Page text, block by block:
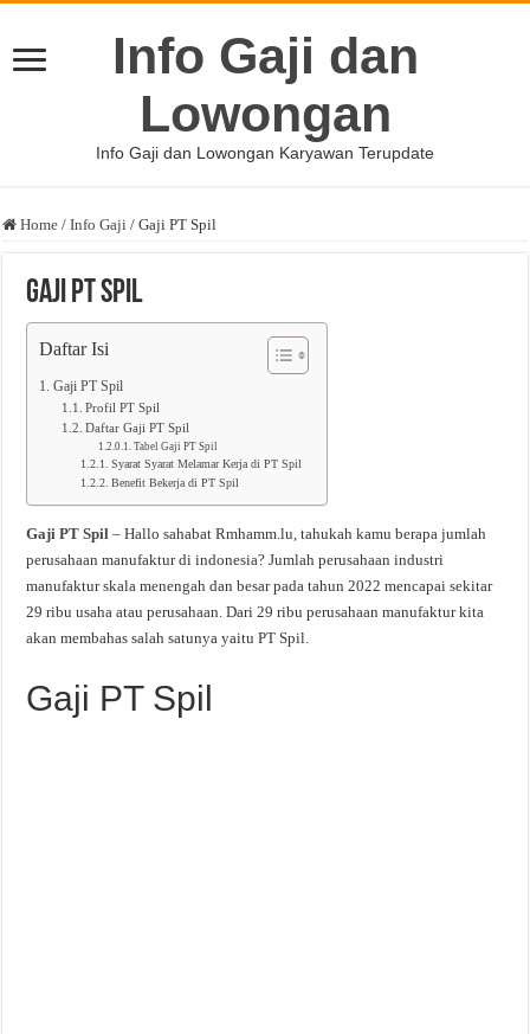
Info Gaji dan
Lowongan
Info Gaji dan Lowongan Karyawan Terupdate
Home / Info Gaji / Gaji PT Spil
Gaji PT Spil
Daftar Isi
Gaji PT Spil
Profil PT Spil
Daftar Gaji PT Spil
Tabel Gaji PT Spil
Syarat Syarat Melamar Kerja di PT Spil
Benefit Bekerja di PT Spil
Gaji PT Spil – Hallo sahabat Rmhamm.lu, tahukah kamu berapa jumlah
perusahaan manufaktur di indonesia? Jumlah perusahaan industri
manufaktur skala menengah dan besar pada tahun 2022 mencapai sekitar
29 ribu usaha atau perusahaan. Dari 29 ribu perusahaan manufaktur kita
akan membahas salah satunya yaitu PT Spil.
Gaji PT Spil